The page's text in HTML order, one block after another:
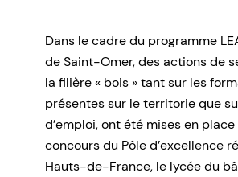
Dans le cadre du programme
de Saint-Omer, des actions de
la filière « bois » tant sur les
présentes sur le territorie que
d’emploi, ont été mises en
concours du Pôle d’excellence
Hauts-de-France, le lycée du